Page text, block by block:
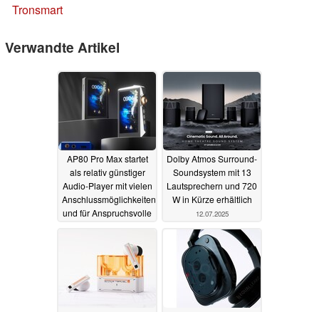
Tronsmart
Verwandte Artikel
AP80 Pro Max startet
als relativ günstiger
Audio-Player mit vielen
Anschlussmöglichkeiten
und für Anspruchsvolle
Dolby Atmos Surround-
Soundsystem mit 13
Lautsprechern und 720
W in Kürze erhältlich
12.07.2025